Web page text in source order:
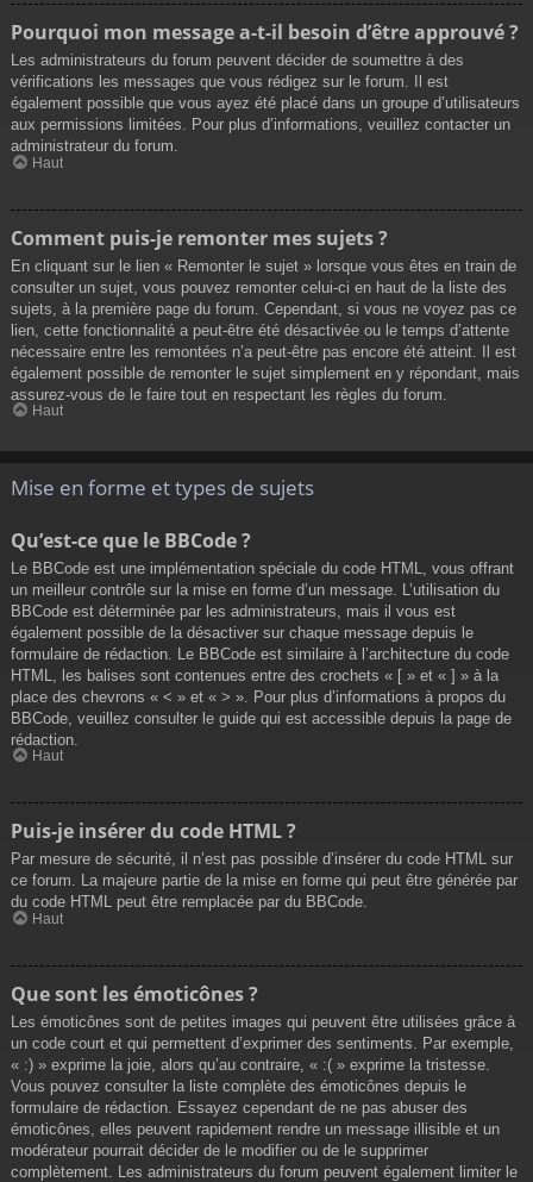
Pourquoi mon message a-t-il besoin d’être approuvé ?
Les administrateurs du forum peuvent décider de soumettre à des
vérifications les messages que vous rédigez sur le forum. Il est
également possible que vous ayez été placé dans un groupe d’utilisateurs
aux permissions limitées. Pour plus d’informations, veuillez contacter un
administrateur du forum.
Haut
Comment puis-je remonter mes sujets ?
En cliquant sur le lien « Remonter le sujet » lorsque vous êtes en train de
consulter un sujet, vous pouvez remonter celui-ci en haut de la liste des
sujets, à la première page du forum. Cependant, si vous ne voyez pas ce
lien, cette fonctionnalité a peut-être été désactivée ou le temps d’attente
nécessaire entre les remontées n’a peut-être pas encore été atteint. Il est
également possible de remonter le sujet simplement en y répondant, mais
assurez-vous de le faire tout en respectant les règles du forum.
Haut
Mise en forme et types de sujets
Qu’est-ce que le BBCode ?
Le BBCode est une implémentation spéciale du code HTML, vous offrant
un meilleur contrôle sur la mise en forme d’un message. L’utilisation du
BBCode est déterminée par les administrateurs, mais il vous est
également possible de la désactiver sur chaque message depuis le
formulaire de rédaction. Le BBCode est similaire à l’architecture du code
HTML, les balises sont contenues entre des crochets « [ » et « ] » à la
place des chevrons « < » et « > ». Pour plus d’informations à propos du
BBCode, veuillez consulter le guide qui est accessible depuis la page de
rédaction.
Haut
Puis-je insérer du code HTML ?
Par mesure de sécurité, il n’est pas possible d’insérer du code HTML sur
ce forum. La majeure partie de la mise en forme qui peut être générée par
du code HTML peut être remplacée par du BBCode.
Haut
Que sont les émoticônes ?
Les émoticônes sont de petites images qui peuvent être utilisées grâce à
un code court et qui permettent d’exprimer des sentiments. Par exemple,
« :) » exprime la joie, alors qu’au contraire, « :( » exprime la tristesse.
Vous pouvez consulter la liste complète des émoticônes depuis le
formulaire de rédaction. Essayez cependant de ne pas abuser des
émoticônes, elles peuvent rapidement rendre un message illisible et un
modérateur pourrait décider de le modifier ou de le supprimer
complètement. Les administrateurs du forum peuvent également limiter le